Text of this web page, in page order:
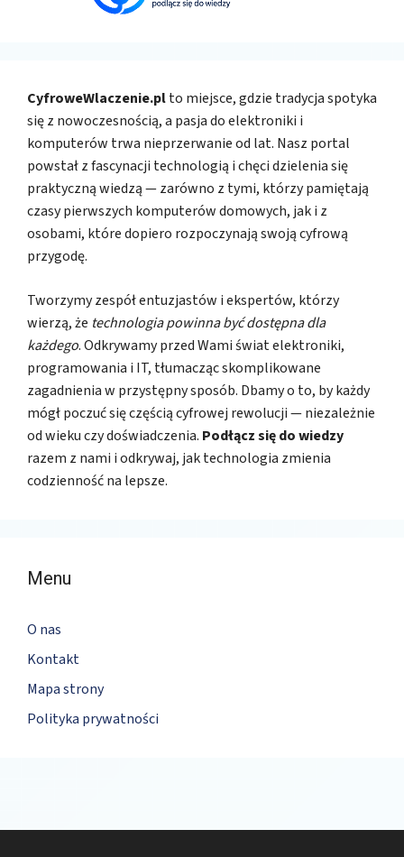
CyfroweWlaczenie.plto miejsce, gdzie tradycja spotyka
się z nowoczesnością, a pasja do elektroniki i
komputerów trwa nieprzerwanie od lat. Nasz portal
powstał z fascynacji technologią i chęci dzielenia się
praktyczną wiedzą — zarówno z tymi, którzy pamiętają
czasy pierwszych komputerów domowych, jak i z
osobami, które dopiero rozpoczynają swoją cyfrową
przygodę.
Tworzymy zespół entuzjastów i ekspertów, którzy
wierzą, że technologia powinna być dostępna dla
każdego. Odkrywamy przed Wami świat elektroniki,
programowania i IT, tłumacząc skomplikowane
zagadnienia w przystępny sposób. Dbamy o to, by każdy
mógł poczuć się częścią cyfrowej rewolucji — niezależnie
od wieku czy doświadczenia. Podłącz się do wiedzy
razem z nami i odkrywaj, jak technologia zmienia
codzienność na lepsze.
Menu
O nas
Kontakt
Mapa strony
Polityka prywatności